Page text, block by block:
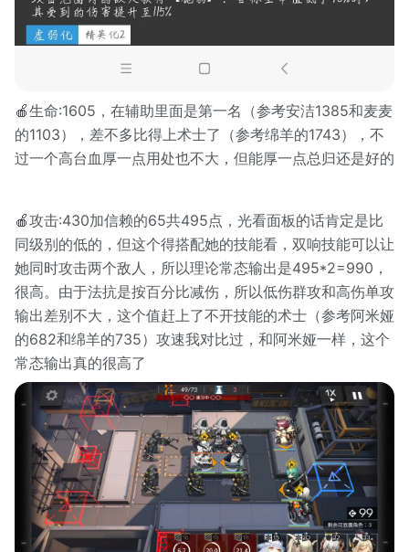
🍎生命:1605，在辅助里面是第一名（参考安洁1385和麦麦
的1103），差不多比得上术士了（参考绵羊的1743），不
过一个高台血厚一点用处也不大，但能厚一点总归还是好的
🍎攻击:430加信赖的65共495点，光看面板的话肯定是比
同级别的低的，但这个得搭配她的技能看，双响技能可以让
她同时攻击两个敌人，所以理论常态输出是495*2=990，
很高。由于法抗是按百分比减伤，所以低伤群攻和高伤单攻
输出差别不大，这个值赶上了不开技能的术士（参考阿米娅
的682和绵羊的735）攻速我对比过，和阿米娅一样，这个
常态输出真的很高了